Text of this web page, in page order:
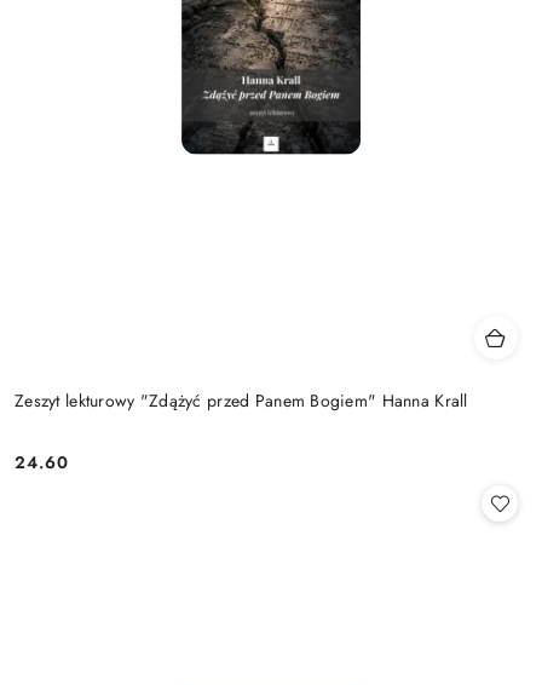
Zeszyt lekturowy "Zdążyć przed Panem Bogiem" Hanna Krall
Cena:
24.60